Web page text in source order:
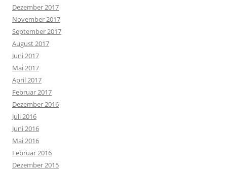
Dezember 2017
November 2017
September 2017
August 2017
Juni 2017
Mai 2017
April 2017
Februar 2017
Dezember 2016
Juli 2016
Juni 2016
Mai 2016
Februar 2016
Dezember 2015